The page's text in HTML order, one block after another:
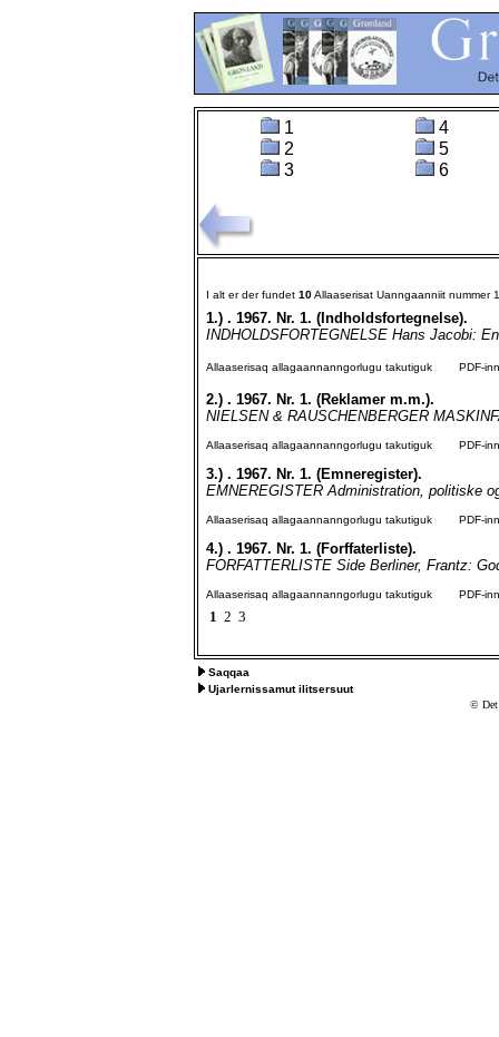
1
2
3
4
5
6
I alt er der fundet 10Allaaserisat Uanngaanniit nummer
1.) . 1967. Nr. 1. (Indholdsfortegnelse).
INDHOLDSFORTEGNELSE Hans Jacobi:
Allaaserisaq allagaannanngorlugu takutiguk PDF-
2.) . 1967. Nr. 1. (Reklamer m.m.).
NIELSEN & RAUSCHENBERGER
Allaaserisaq allagaannanngorlugu takutiguk PDF-
3.) . 1967. Nr. 1. (Emneregister).
EMNEREGISTER Administration, politiske
Allaaserisaq allagaannanngorlugu takutiguk PDF-
4.) . 1967. Nr. 1. (Forffaterliste).
FORFATTERLISTE Side Berliner, Frantz:
Allaaserisaq allagaannanngorlugu takutiguk PDF-
1 2 3
Saqqaa
Ujarlernissamut ilitsersuut
© Det